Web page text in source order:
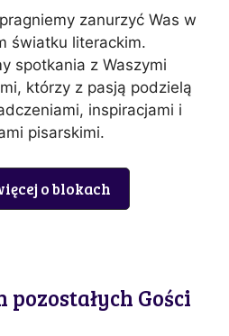
zanurzyć Was w
światku literackim.
spotkania z Waszymi
którzy z pasją podzielą
inspiracjami i
pisarskimi.
o blokach
pozostałych Gości